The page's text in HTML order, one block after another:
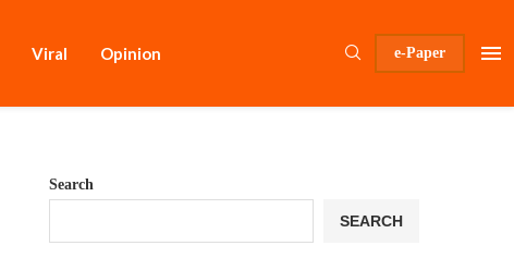
Viral Opinion e-Paper
Search
SEARCH